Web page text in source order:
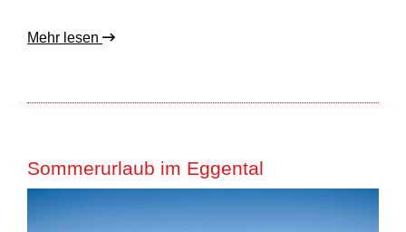
Mehr lesen
Sommerurlaub im Eggental